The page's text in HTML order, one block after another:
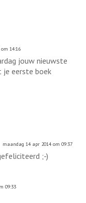
14:16
jouw nieuwste
je eerste boek
maandag 14 apr 2014 om 09:37
;-)
09:33